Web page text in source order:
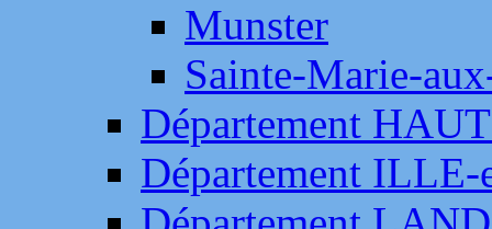
Munster
Sainte-Marie-
Département
Département